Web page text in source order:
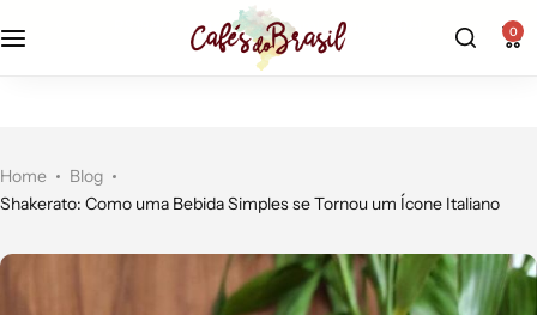
r$19,90 - frete fixo econômico | 0
Home
Blog
Shakerato: Como uma Bebida Simples se Tornou um Ícone Italiano